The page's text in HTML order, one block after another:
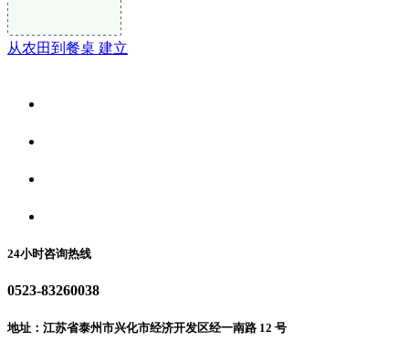
从农田到餐桌 建立
24小时咨询热线
0523-83260038
地址：江苏省泰州市兴化市经济开发区经一南路 12 号